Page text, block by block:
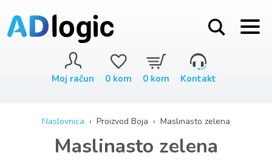
Moj račun 0 kom 0 kom Kontakt
Naslovnica › Proizvod Boja › Maslinasto zelena
Maslinasto zelena